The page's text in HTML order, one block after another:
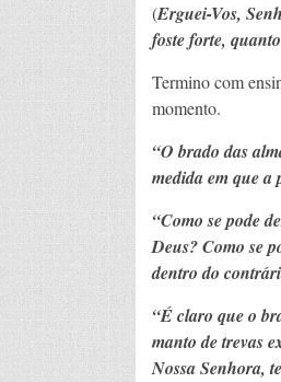
(Erguei-Vos,
foste forte,
Termino com
momento.
“O brado das
medida em que a
“Como se pode
Deus? Como se
dentro do
“É claro que o
manto de trevas
Nossa Senhora,